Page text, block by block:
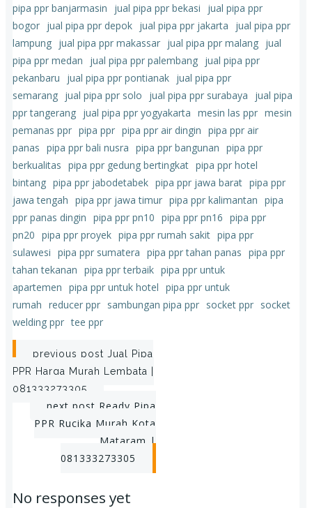
pipa ppr banjarmasin jual pipa ppr bekasi
jual pipa ppr
bogor jual pipa ppr depok jual pipa ppr jakarta
jual pipa ppr
lampung jual pipa ppr makassar jual pipa ppr malang jual
pipa ppr medan
jual pipa ppr palembang jual pipa ppr
pekanbaru
jual pipa ppr pontianak jual pipa ppr
semarang jual pipa ppr solo jual pipa ppr surabaya
jual pipa
ppr tangerang jual pipa ppr yogyakarta mesin las ppr mesin
pemanas ppr pipa ppr pipa ppr air dingin pipa ppr air
panas pipa ppr bali nusra pipa ppr bangunan pipa ppr
berkualitas pipa ppr gedung bertingkat pipa ppr hotel
bintang pipa ppr jabodetabek pipa ppr jawa barat pipa ppr
jawa tengah pipa ppr jawa timur pipa ppr kalimantan pipa
ppr panas dingin pipa ppr pn10 pipa ppr pn16 pipa ppr
pn20 pipa ppr proyek pipa ppr rumah sakit pipa ppr
sulawesi pipa ppr sumatera pipa ppr tahan panas pipa ppr
tahan tekanan pipa ppr terbaik pipa ppr untuk
apartemen pipa ppr untuk hotel pipa ppr untuk
rumah reducer ppr sambungan pipa ppr socket ppr socket
welding ppr tee ppr
Post
navigation
previous post Jual Pipa
PPR Harga Murah Lembata |
081333273305
Post
navigation
next post Ready Pipa
PPR Rucika Murah Kota
Mataram |
081333273305
No responses yet